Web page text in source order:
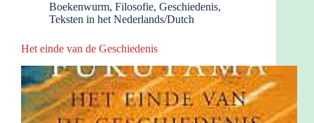
Boekenwurm, Filosofie, Geschiedenis,
Teksten in het Nederlands/Dutch
Het einde van de Geschiedenis